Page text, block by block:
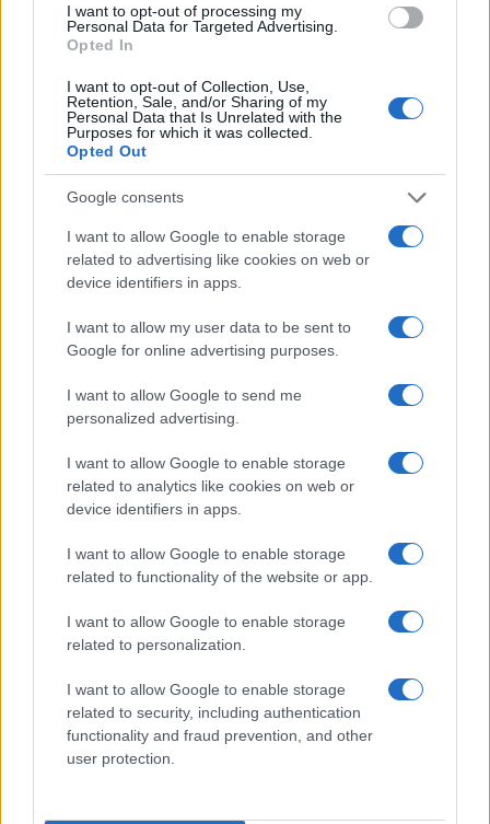
I want to opt-out of processing my
Personal Data for Targeted Advertising.
Opted In
I want to opt-out of Collection, Use,
Retention, Sale, and/or Sharing of my
Personal Data that Is Unrelated with the
Purposes for which it was collected.
Opted Out
Google consents
I want to allow Google to enable storage
related to advertising like cookies on web or
device identifiers in apps.
I want to allow my user data to be sent to
Google for online advertising purposes.
I want to allow Google to send me
personalized advertising.
I want to allow Google to enable storage
related to analytics like cookies on web or
device identifiers in apps.
I want to allow Google to enable storage
related to functionality of the website or app.
I want to allow Google to enable storage
related to personalization.
I want to allow Google to enable storage
related to security, including authentication
functionality and fraud prevention, and other
user protection.
CIENCIA Y TECNOLOGÍA
Eclipse solar 2026: Todo lo que necesitas
saber sobre el evento astronómico
El 8 de abril de 2026, el cielo…
CIENCIA Y TECNOLOGÍA
Guía práctica para implementar principios
éticos en inteligencia artificial
Explora los fundamentos para crear sistemas de IA…